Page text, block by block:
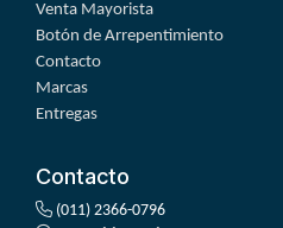
Venta Mayorista
Botón de Arrepentimiento
Contacto
Marcas
Entregas
Contacto
(011) 2366-0796